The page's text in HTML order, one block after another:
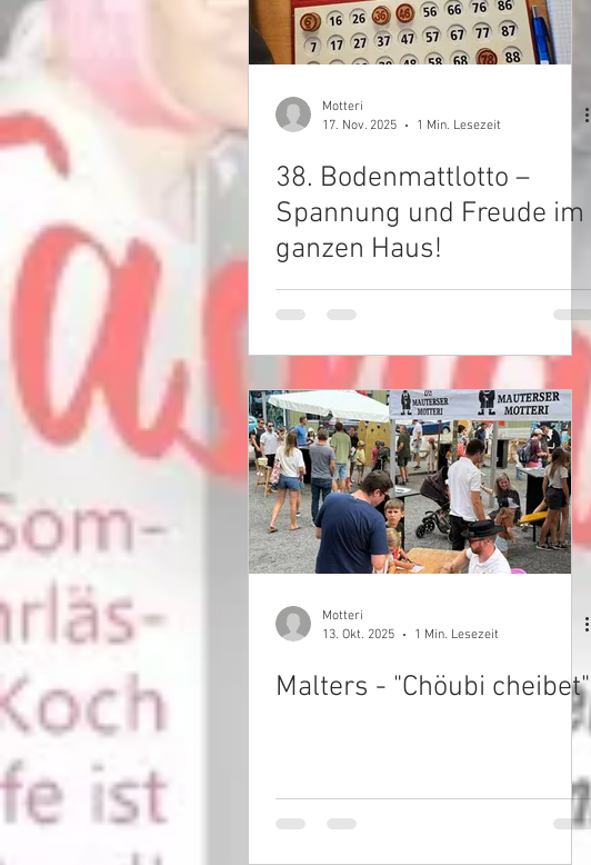
Motteri
17. Nov. 2025
1 Min. Lesezeit
38. Bodenmattlotto –
Spannung und Freude im
ganzen Haus!
Motteri
13. Okt. 2025
1 Min. Lesezeit
Malters - "Chöubi cheibet"